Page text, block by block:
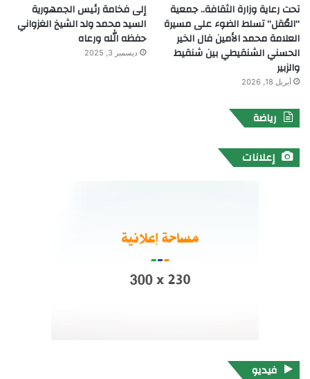
تحت رعاية وزارة الثقافة.. جمعية
“العُقل” تسلط الضوء على مسيرة
العلامة محمد الأمين فال الخير
الحسني الشنقيطي بين شنقيط
والزبير
أبريل 18, 2026
إلى فخامة رئيس الجمهورية
السيد محمد ولد الشيخ الغزواني
حفظه الله ورعاه
ديسمبر 3, 2025
رياضة
إعلانات
فيديو